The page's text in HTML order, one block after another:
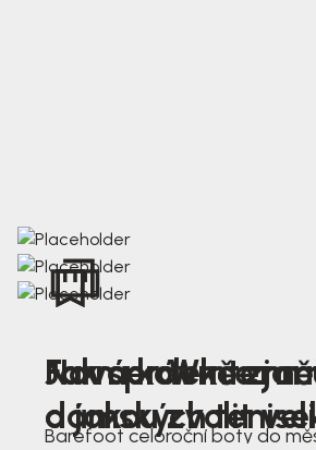
Nová kolekce
dámských
Jak správně
a jakou zvolit
Farmer Winter
Barefoot celoroční boty do